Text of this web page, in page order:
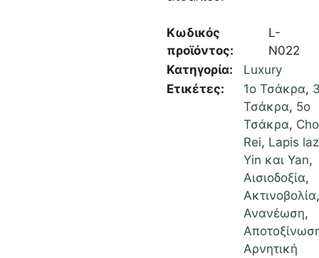
Κωδικός
προϊόντος:
L-
N022
Κατηγορία:
Luxury
Ετικέτες:
1ο Τσάκρα,
Τσάκρα, 5ο
Τσάκρα,
Rei, Lapis
Yin και Yan,
Αισιοδοξία,
Ακτινοβολία,
Ανανέωση,
Αρνητική